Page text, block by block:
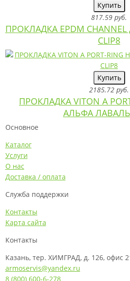
Купить
817.59 руб.
ПРОКЛАДКА EPDM
CLIP8
Купить
2185.72 руб.
ПРОКЛАДКА VITON A
АЛЬФА ЛАВАЛЬ
Основное
Каталог
Услуги
О нас
Доставка / оплата
Служба поддержки
Контакты
Карта сайта
Контакты
Казань, тер. ХИМГРАД, д. 126, офис
armoservis@yandex.ru
8 (800) 600-6-278